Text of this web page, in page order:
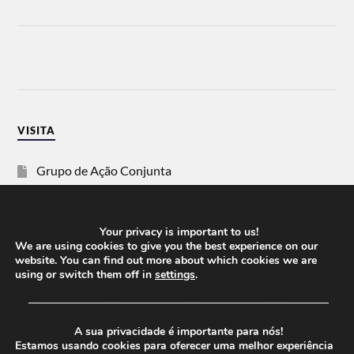
VISITA
Grupo de Ação Conjunta
Vida Justa
dezanove
Your privacy is important to us!
We are using cookies to give you the best experience on our
website. You can find out more about which cookies we are
using or switch them off in settings.
──────────────────────────────────────
A sua privacidade é importante para nós!
Estamos usando cookies para oferecer uma melhor experiência